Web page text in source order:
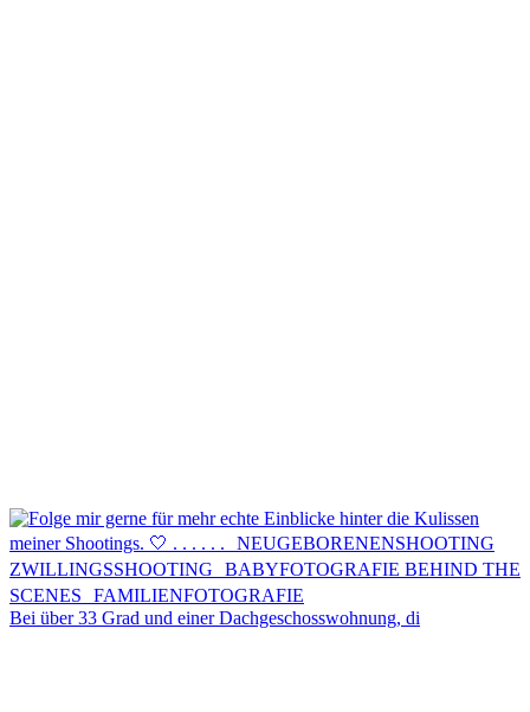
Bei über 33 Grad und einer Dachgeschosswohnung, di